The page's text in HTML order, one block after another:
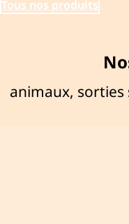
Tous nos produits
animaux,